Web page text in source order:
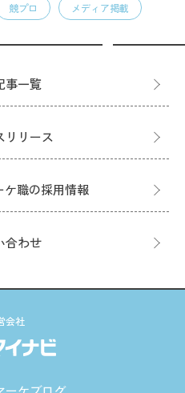
競プロ メディア掲載
事一覧
リリース
ケ職の採用情報
合わせ
会社